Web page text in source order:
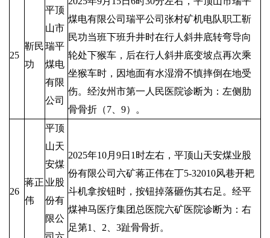
25
靳民
功
平顶
山市
瑞平
煤电
有限
公司
煤电有限公司瑞平公司张村矿机电队职工靳
民功当班下班升井时在行人斜井底转弯导向
轮处下猴车，后在行人斜井底变坡点再次乘
坐猴车时，因地面有水湿滑不慎摔倒在地受
伤。经汝州市第一人民医院诊断为：左侧肋
骨骨折（7、9）。
26
蒋正
伟
平顶
山天
安煤
业股
份有
限公
2025年10月9日1时左右，平顶山天安煤业股
份有限公司六矿蒋正伟在丁5-32010风巷开耙
斗机拿按钮时，按钮掉落砸伤其右足。经平
煤神马医疗集团总医院六矿医院诊断为：右
足第1、2、3趾骨骨折。